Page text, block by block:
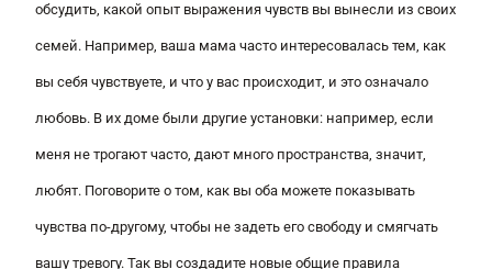
обсудить, какой опыт выражения чувств вы вынесли из своих
семей. Например, ваша мама часто интересовалась тем, как
вы себя чувствуете, и что у вас происходит, и это означало
любовь. В их доме были другие установки: например, если
меня не трогают часто, дают много пространства, значит,
любят. Поговорите о том, как вы оба можете показывать
чувства по-другому, чтобы не задеть его свободу и смягчать
вашу тревогу. Так вы создадите новые общие правила